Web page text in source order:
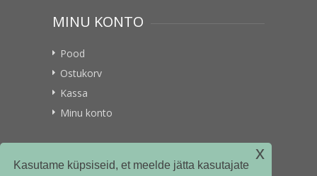
Kasutame küpsiseid, et meelde jätta kasutajate
x
MINU KONTO
Pood
Ostukorv
Kassa
Minu konto
VITAMIINIKULLER.EE